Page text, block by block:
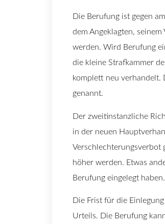
Die Berufung ist gegen
dem Angeklagten,
werden. Wird Berufung
die kleine Strafkammer
komplett neu verhandelt.
genannt.
Der zweitinstanzliche
in der neuen
Verschlechterungsverbot
höher werden. Etwas
Berufung eingelegt
Die Frist für die
Urteils. Die Berufung